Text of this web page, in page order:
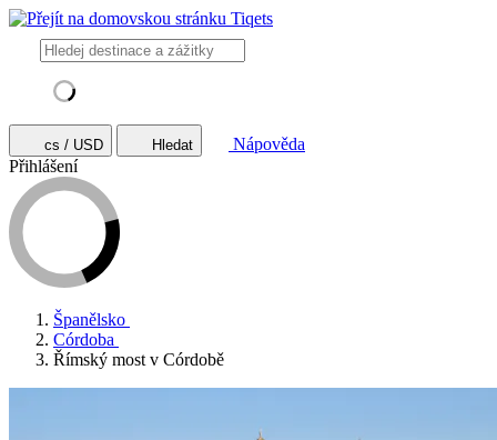
cs / USD Hledat
Nápověda
Přihlášení
Španělsko
Córdoba
Římský most v Córdobě